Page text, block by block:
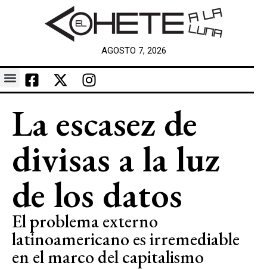
AGOSTO 7, 2026
La escasez de
divisas a la luz
de los datos
El problema externo
latinoamericano es irremediable
en el marco del capitalismo